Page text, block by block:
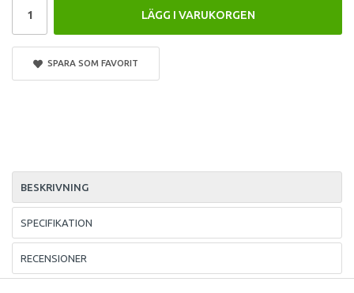
LÄGG I VARUKORGEN
SPARA SOM FAVORIT
BESKRIVNING
SPECIFIKATION
RECENSIONER